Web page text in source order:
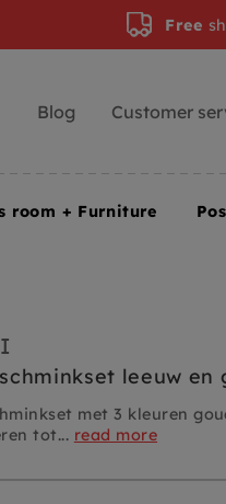
leeuw en
met 3 kleuren
tot... read more
Free
Blog Customer
room + Furniture